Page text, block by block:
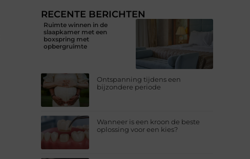
RECENTE BERICHTEN
Ruimte winnen in de
slaapkamer met een
boxspring met
opbergruimte
Ontspanning tijdens een
bijzondere periode
Wanneer is een kroon de beste
oplossing voor een kies?